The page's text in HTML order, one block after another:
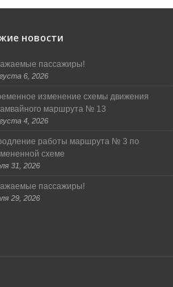
новости
пассажиры!
6, 2026
изменение схемы движения
маршрута № 13
4, 2026
работы маршрута № 3 по
схеме
31, 2026
пассажиры!
29, 2026